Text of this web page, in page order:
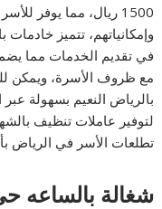
1500 ريال، مما يوفر
وإمكانياتهم، تتميز خادمات
في تقديم الخدمات مما
مع ظروف الأسرة، ويمكن
بالرياض النعيم بسهولة
لتوفير عاملات تنظيف
تطلعات الأسر في الرياض
شغالة بالساعه